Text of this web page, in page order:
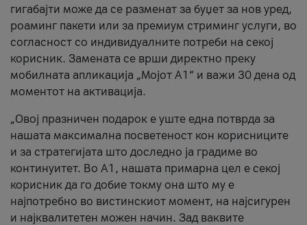
гигабајти може да се разменат за буџет за нов уред,
роаминг пакети или за премиум стриминг услуги, во
согласност со индивидуалните потреби на секој
корисник. Замената се врши директно преку
мобилната апликација „Мојот А1“ и важи 30 дена од
моментот на активација.
„Овој празничен подарок е уште една потврда за
нашата максимална посветеност кон корисниците
и за стратегијата што доследно ја градиме во
континуитет. Во А1, нашата примарна цел е секој
корисник да го добие токму она што му е
најпотребно во вистинскиот момент, на најсигурен
и најквалитетен можен начин. Зад ваквите